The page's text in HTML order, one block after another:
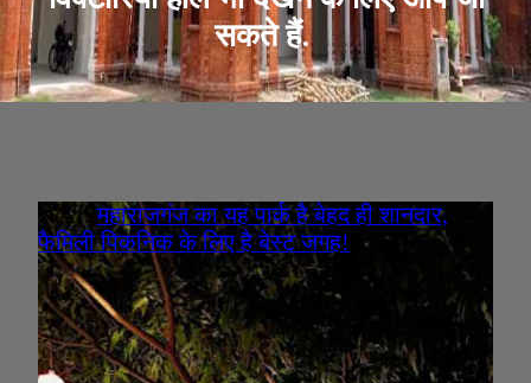
सकते हैं.
Next:महाराजगंज का यह पार्क है बेहद ही शानदार,
फैमिली पिकनिक के लिए है बेस्ट जगह!